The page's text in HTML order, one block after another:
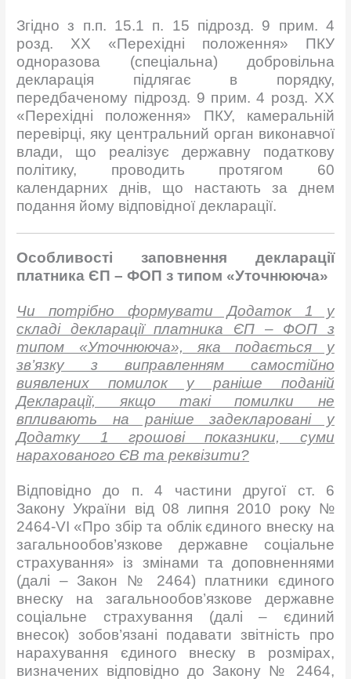
Згідно з п.п. 15.1 п. 15 підрозд. 9 прим. 4
розд. XX «Перехідні положення» ПКУ
одноразова (спеціальна) добровільна
декларація підлягає в порядку,
передбаченому підрозд. 9 прим. 4 розд. XX
«Перехідні положення» ПКУ, камеральній
перевірці, яку центральний орган виконавчої
влади, що реалізує державну податкову
політику, проводить протягом 60
календарних днів, що настають за днем
подання йому відповідної декларації.
Особливості заповнення декларації
платника ЄП – ФОП з типом «Уточнююча»
Чи потрібно формувати Додаток 1 у
складі декларації платника ЄП – ФОП з
типом «Уточнююча», яка подається у
зв’язку з виправленням самостійно
виявлених помилок у раніше поданій
Декларації, якщо такі помилки не
впливають на раніше задекларовані у
Додатку 1 грошові показники, суми
нарахованого ЄВ та реквізити?
Відповідно до п. 4 частини другої ст. 6
Закону України від 08 липня 2010 року №
2464-VI «Про збір та облік єдиного внеску на
загальнообов’язкове державне соціальне
страхування» із змінами та доповненнями
(далі – Закон № 2464) платники єдиного
внеску на загальнообов’язкове державне
соціальне страхування (далі – єдиний
внесок) зобов’язані подавати звітність про
нарахування єдиного внеску в розмірах,
визначених відповідно до Закону № 2464,